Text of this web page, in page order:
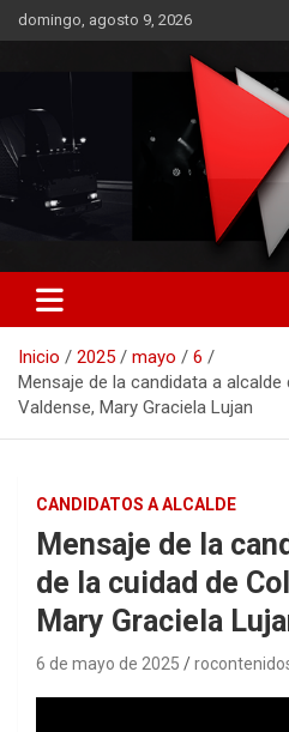
Saltar
al
domingo, agosto 9, 2026
RO
Inicio 2025 mayo
6
Mensaje de la candidata a alcalde
Valdense, Mary Graciela Lujan
CANDIDATOS A ALCALDE
Mensaje de la
de la cuidad de
Mary Graciela
6 de mayo de 2025